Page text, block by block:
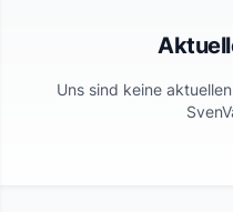
Uns sind keine